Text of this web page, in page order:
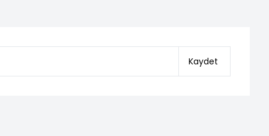
Kaydet